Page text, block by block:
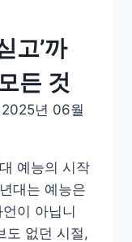
고’까
든 것
2025년 06월
예능의 시작
대는 예능은
이 아닙니
도 없던 시절,